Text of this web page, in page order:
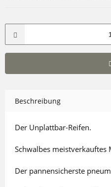
Beschreibung
Der Unplattbar-Reifen.
Schwalbes meistverkauftes
Der pannensicherste